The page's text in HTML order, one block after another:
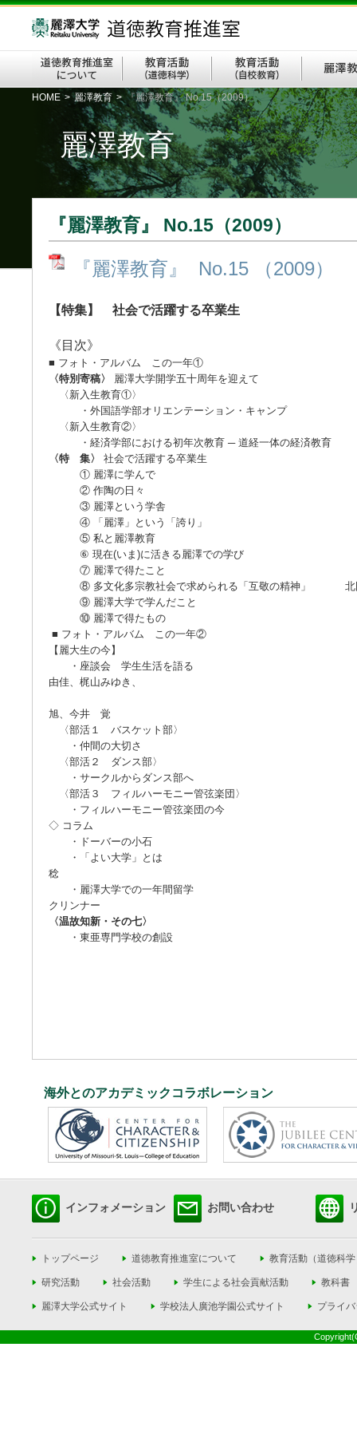
HOME > 麗澤教育 > 『麗澤教育』 No.15（2009）
麗澤教育
『麗澤教育』 No.15（2009）
『麗澤教育』 No.15 （2009）
【特集】 社会で活躍する卒業生
《目次》
■ フォト・アルバム この一年①
〈特別寄稿〉 麗澤大学開学五十周年を迎え
〈新入生教育①〉
・外国語学部オリエンテーション・キ
〈新入生教育②〉
・経済学部における初年次教育 ─ 道経一体の経済教
〈特 集〉 社会で活躍する卒業生
① 麗澤に学んで
② 作陶の日々 稲
③ 麗澤という学舎 小
④ 「麗澤」という「誇り」
⑤ 私と麗澤教育 岡
⑥ 現在(いま)に活きる麗澤での学び
⑦ 麗澤で得たこと 藤
⑧ 多文化多宗教社会で求められる「互敬の精神」
⑨ 麗澤大学で学んだこと
⑩ 麗澤で得たもの 斉
■ フォト・アルバム この一年②
【麗大生の今】
・座談会 学生生活を語る
由佳、梶山みゆき、
旭、今井 覚
〈部活１ バスケット部〉
・仲間の大切さ
〈部活２ ダンス部〉
・サークルからダンス部
〈部活３ フィルハーモニー管弦楽団〉
・フィルハーモニー管弦楽団の
◇ コラム
・ドーバーの小石
・「よい大学」
稔
・麗澤大学での一年間留学 フ
クリンナー
〈温故知新・その七〉
・東亜専門学校の創
海外とのアカデミックコラボレーション
インフォメーション お問い合わせ
トップページ 道徳教育推進室について 教育活動（道徳科
研究活動 社会活動 学生による社会貢献活動 教科書
麗澤大学公式サイト 学校法人廣池学園公式サイト プライ